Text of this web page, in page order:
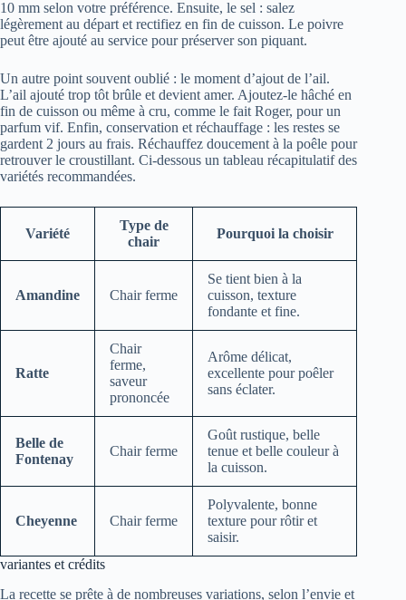
10 mm selon votre préférence. Ensuite, le sel : salez
légèrement au départ et rectifiez en fin de cuisson. Le poivre
peut être ajouté au service pour préserver son piquant.
Un autre point souvent oublié : le moment d’ajout de l’ail.
L’ail ajouté trop tôt brûle et devient amer. Ajoutez-le hâché en
fin de cuisson ou même à cru, comme le fait Roger, pour un
parfum vif. Enfin, conservation et réchauffage : les restes se
gardent 2 jours au frais. Réchauffez doucement à la poêle pour
retrouver le croustillant. Ci-dessous un tableau récapitulatif des
variétés recommandées.
Variété
Type de
chair
Pourquoi la choisir
Amandine Chair ferme
Se tient bien à la
cuisson, texture
fondante et fine.
Ratte
Chair
ferme,
saveur
prononcée
Arôme délicat,
excellente pour poêler
sans éclater.
Belle de
Fontenay
Chair ferme
Goût rustique, belle
tenue et belle couleur à
la cuisson.
Cheyenne Chair ferme
Polyvalente, bonne
texture pour rôtir et
saisir.
variantes et crédits
La recette se prête à de nombreuses variations, selon l’envie et